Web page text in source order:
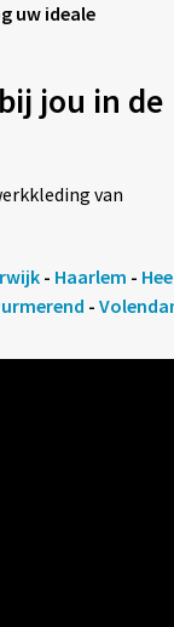
uw ideale
jou in de
van
- Haarlem -
-